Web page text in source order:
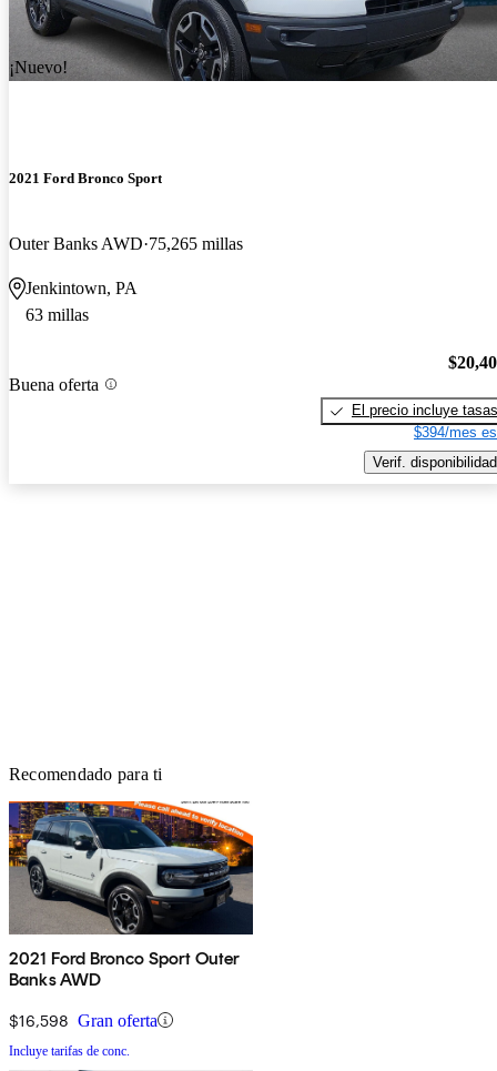
¡Nuevo!
2021 Ford Bronco Sport
Outer Banks AWD 75,265 millas
Jenkintown, PA
63 millas
Buena oferta
El precio incluye tasas
$394/mes
Verif. disponibilidad
Recomendado para ti
2021 Ford Bronco Sport Outer
Banks AWD
$16,598 Gran oferta
Incluye tarifas de conc.